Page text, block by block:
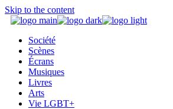
Skip to the content
Société
Scènes
Écrans
Musiques
Livres
Arts
Vie LGBT+